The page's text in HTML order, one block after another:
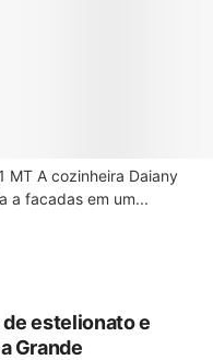
MT A cozinheira Daiany
a facadas em um...
estelionato e
Grande